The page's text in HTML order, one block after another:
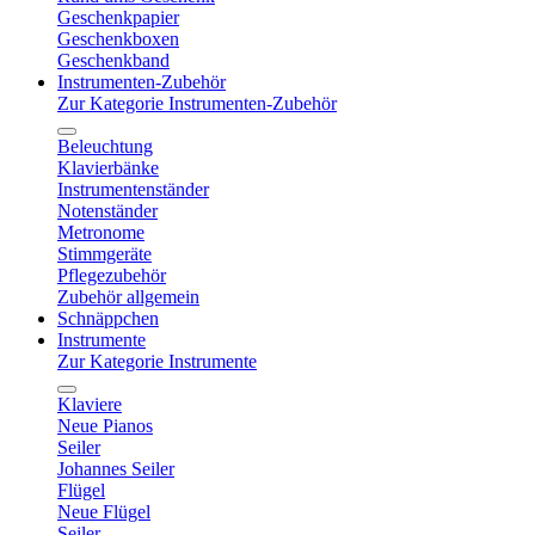
Geschenkpapier
Geschenkboxen
Geschenkband
Instrumenten-Zubehör
Zur Kategorie Instrumenten-Zubehör
Beleuchtung
Klavierbänke
Instrumentenständer
Notenständer
Metronome
Stimmgeräte
Pflegezubehör
Zubehör allgemein
Schnäppchen
Instrumente
Zur Kategorie Instrumente
Klaviere
Neue Pianos
Seiler
Johannes Seiler
Flügel
Neue Flügel